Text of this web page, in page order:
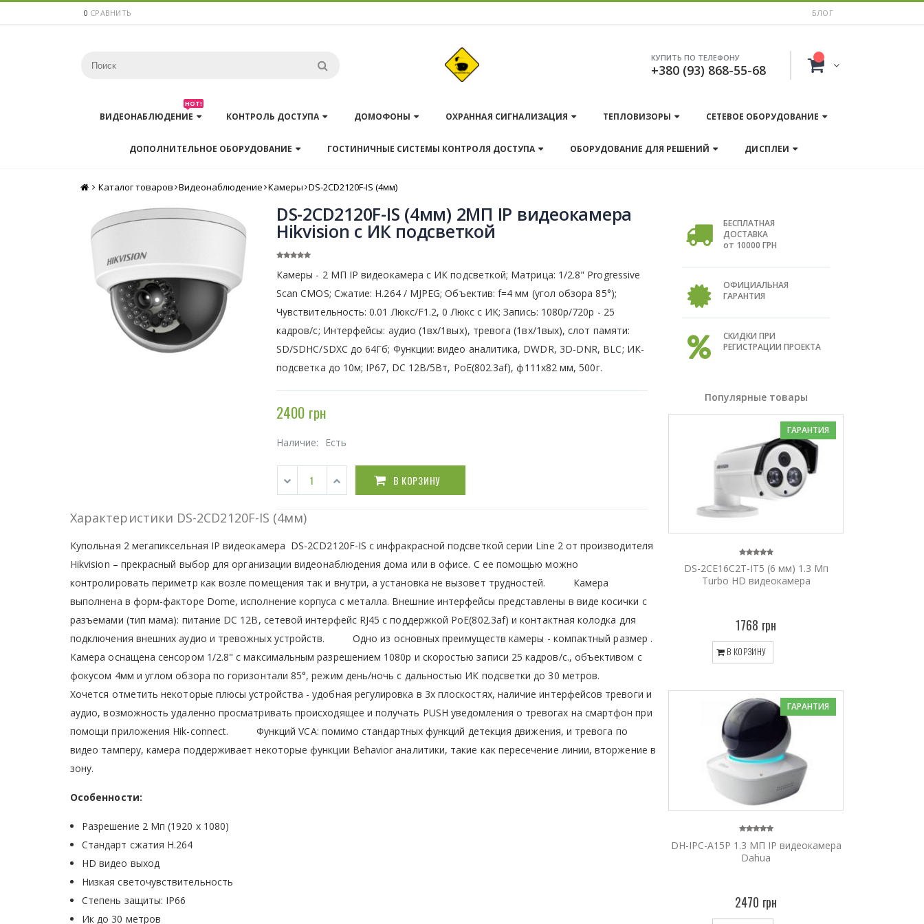
0 СРАВНИТЬ БЛОГ
КУПИТЬ ПО ТЕЛЕФОНУ
+380 (93) 868-55-68
ВИДЕОНАБЛЮДЕНИЕ
HOT!
КОНТРОЛЬ ДОСТУПА ДОМОФОНЫ ОХРАННАЯ СИГНАЛИЗАЦИЯ ТЕПЛОВИЗОРЫ СЕТЕВОЕ ОБОРУДОВАНИЕ
ДОПОЛНИТЕЛЬНОЕ ОБОРУДОВАНИЕ ГОСТИНИЧНЫЕ СИСТЕМЫ КОНТРОЛЯ ДОСТУПА ОБОРУДОВАНИЕ ДЛЯ РЕШЕНИЙ ДИСПЛЕИ
Главная
Каталог товаров Видеонаблюдение Камеры DS-2CD2120F-IS (4мм)
DS-2CD2120F-IS (4мм) 2МП IP видеокамера
Hikvision с ИК подсветкой
Камеры - 2 МП IP видеокамера с ИК подсветкой; Матрица: 1/2.8" Progressive
Scan CMOS; Сжатие: H.264 / MJPEG; Объектив: f=4 мм (угол обзора 85°);
Чувствительность: 0.01 Люкс/F1.2, 0 Люкс с ИК; Запись: 1080р/720р - 25
кадров/с; Интерфейсы: аудио (1вх/1вых), тревога (1вх/1вых), cлот памяти:
SD/SDHC/SDXC до 64Гб; Функции: видео аналитика, DWDR, 3D-DNR, BLC; ИК-
подсветка до 10м; IP67, DC 12В/5Вт, PoE(802.3af), ф111x82 мм, 500г.
2400 грн
Наличие: Есть
В КОРЗИНУ
Характеристики DS-2CD2120F-IS (4мм)
Купольная 2 мегапиксельная IP видеокамера DS-2CD2120F-IS с инфракрасной подсветкой серии Line 2 от производителя
Hikvision – прекрасный выбор для организации видеонаблюдения дома или в офисе. С ее помощью можно
контролировать периметр как возле помещения так и внутри, а установка не вызовет трудностей. Камера
выполнена в форм-факторе Dome, исполнение корпуса с металла. Внешние интерфейсы представлены в виде косички с
разъемами (тип мама): питание DC 12В, сетевой интерфейс RJ45 с поддержкой PoE(802.3af) и контактная колодка для
подключения внешних аудио и тревожных устройств. Одно из основных преимуществ камеры - компактный размер .
Камера оснащена сенсором 1/2.8" с максимальным разрешением 1080p и скоростью записи 25 кадров/с., объективом с
фокусом 4мм и углом обзора по горизонтали 85°, режим день/ночь с дальностью ИК подсветки до 30 метров.
Хочется отметить некоторые плюсы устройства - удобная регулировка в 3х плоскостях, наличие интерфейсов тревоги и
аудио, возможность удаленно просматривать происходящее и получать PUSH уведомления о тревогах на смартфон при
помощи приложения Hik-connect. Функций VCA: помимо стандартных функций детекция движения, и тревога по
видео тамперу, камера поддерживает некоторые функции Behavior аналитики, такие как пересечение линии, вторжение в
зону.
Особенности:
Разрешение 2 Мп (1920 x 1080)
Стандарт сжатия H.264
HD видео выход
Низкая светочувствительность
Степень защиты: IP66
Ик до 30 метров
БЕСПЛАТНАЯ
ДОСТАВКА
от 10000 ГРН
ОФИЦИАЛЬНАЯ
ГАРАНТИЯ
СКИДКИ ПРИ
РЕГИСТРАЦИИ ПРОЕКТА
Популярные товары
ГАРАНТИЯ
DS-2CE16C2T-IT5 (6 мм) 1.3 Мп
Turbo HD видеокамера
1768 грн
В КОРЗИНУ
ГАРАНТИЯ
DH-IPC-A15P 1.3 МП IP видеокамера
Dahua
2470 грн